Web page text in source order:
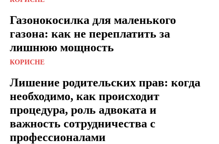
Газонокосилка для маленького
газона: как не переплатить за
лишнюю мощность
КОРИСНЕ
Лишение родительских прав: когда
необходимо, как происходит
процедура, роль адвоката и
важность сотрудничества с
профессионалами